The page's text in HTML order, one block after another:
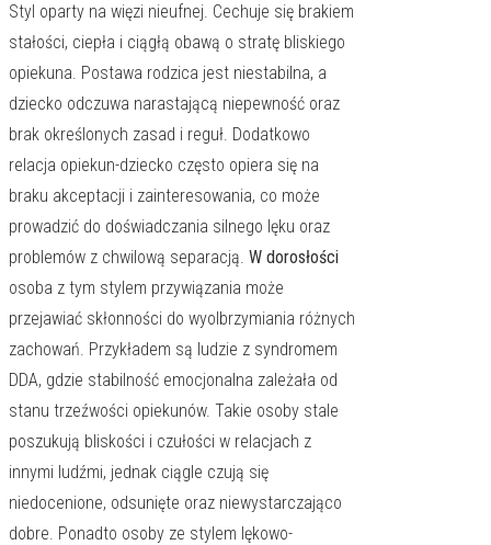
Styl oparty na więzi nieufnej. Cechuje się brakiem
stałości, ciepła i ciągłą obawą o stratę bliskiego
opiekuna. Postawa rodzica jest niestabilna, a
dziecko odczuwa narastającą niepewność oraz
brak określonych zasad i reguł. Dodatkowo
relacja opiekun-dziecko często opiera się na
braku akceptacji i zainteresowania, co może
prowadzić do doświadczania silnego lęku oraz
problemów z chwilową separacją. W dorosłości
osoba z tym stylem przywiązania może
przejawiać skłonności do wyolbrzymiania różnych
zachowań. Przykładem są ludzie z syndromem
DDA, gdzie stabilność emocjonalna zależała od
stanu trzeźwości opiekunów. Takie osoby stale
poszukują bliskości i czułości w relacjach z
innymi ludźmi, jednak ciągle czują się
niedocenione, odsunięte oraz niewystarczająco
dobre. Ponadto osoby ze stylem lękowo-